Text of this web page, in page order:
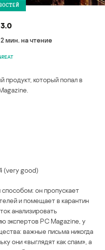
2мин. на чтение
который попал в
(very good)
он пропускает
и помещает в карантин
анализировать
экспертов PC Magazine, у
важные письма никогда
они «выглядят как спам», а